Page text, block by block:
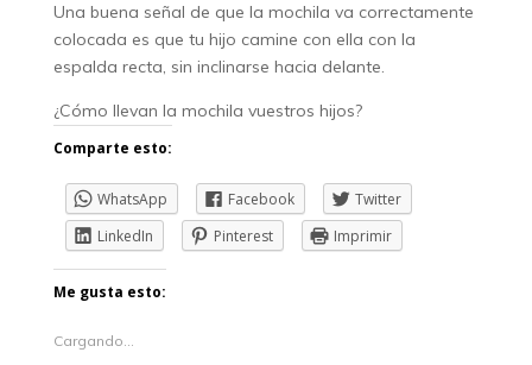
Una buena señal de que la mochila va correctamente
colocada es que tu hijo camine con ella con la
espalda recta, sin inclinarse hacia delante.
¿Cómo llevan la mochila vuestros hijos?
Comparte esto:
WhatsApp Facebook
Twitter
LinkedIn
Pinterest Imprimir
Me gusta esto:
Cargando...